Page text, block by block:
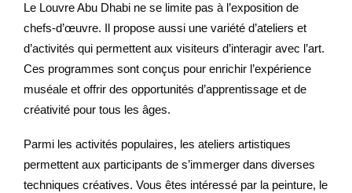
Le Louvre Abu Dhabi ne se limite pas à l’exposition de
chefs-d’œuvre. Il propose aussi une variété d’ateliers et
d’activités qui permettent aux visiteurs d’interagir avec l’art.
Ces programmes sont conçus pour enrichir l’expérience
muséale et offrir des opportunités d’apprentissage et de
créativité pour tous les âges.
Parmi les activités populaires, les ateliers artistiques
permettent aux participants de s’immerger dans diverses
techniques créatives. Vous êtes intéressé par la peinture, le